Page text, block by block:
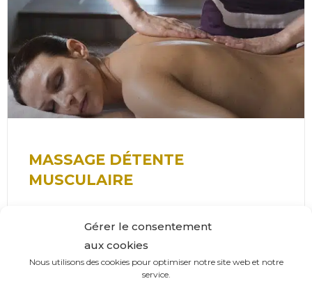
Gérer le consentement
aux cookies
Nous utilisons des cookies pour optimiser notre site web et notre
service.
MASSAGE DÉTENTE
MUSCULAIRE
profondes et puissantes favorise la détente
musculaire et un relâchement profond. Cette
alliance de mobilisations passives et de pressions est
particulièrement appréciée par les sportifs, il